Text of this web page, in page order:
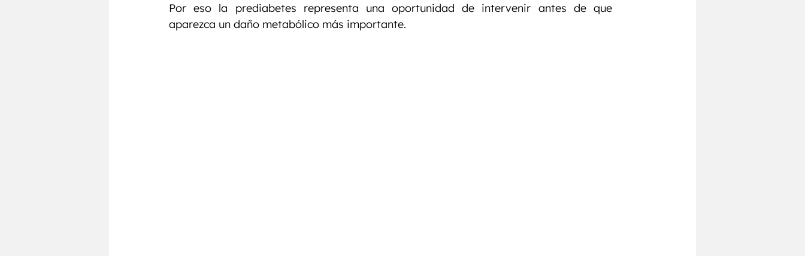
Por eso la prediabetes representa una oportunidad de intervenir antes de que
aparezca un daño metabólico más importante.